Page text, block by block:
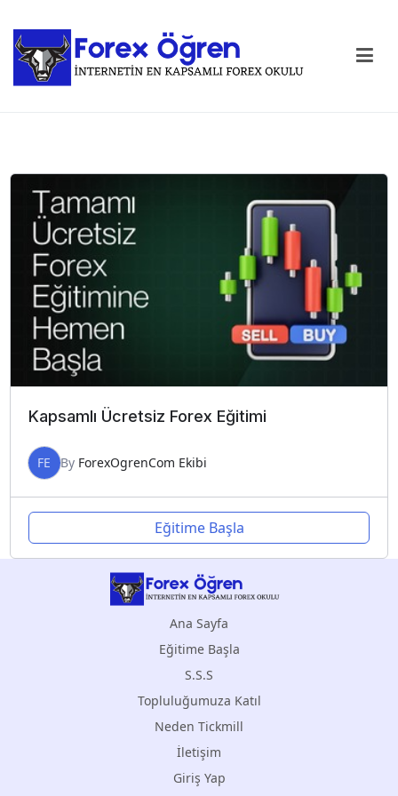
Kapsamlı Ücretsiz Forex Eğitimi
FE By ForexOgrenCom Ekibi
Eğitime Başla
Ana Sayfa
Eğitime Başla
S.S.S
Topluluğumuza Katıl
Neden Tickmill
İletişim
Giriş Yap